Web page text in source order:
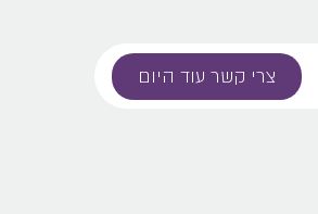
צרי קשר עוד היום